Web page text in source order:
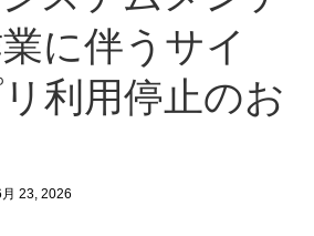
に伴うサイ
利用停止のお
23, 2026